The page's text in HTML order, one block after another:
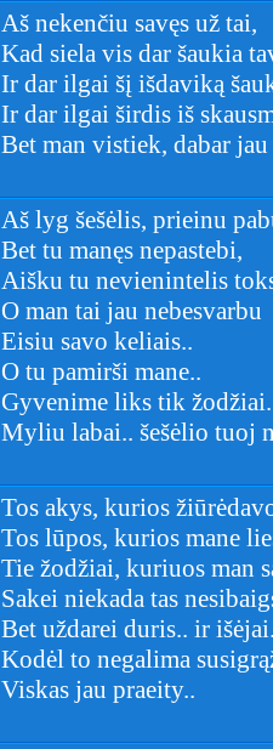
Aš nekenčiu savęs už tai,
Kad siela vis dar šaukia
Ir dar ilgai šį išdaviką
Ir dar ilgai širdis iš
Bet man vistiek, dabar
Aš lyg šešėlis, prieinu
Bet tu manęs nepastebi,
Aišku tu nevienintelis
O man tai jau nebesvarbu
Eisiu savo keliais..
O tu pamirši mane..
Gyvenime liks tik
Myliu labai.. šešėlio tuoj
Tos akys, kurios
Tos lūpos, kurios mane
Tie žodžiai, kuriuos man
Sakei niekada tas
Bet uždarei duris.. ir
Kodėl to negalima
Viskas jau praeity..